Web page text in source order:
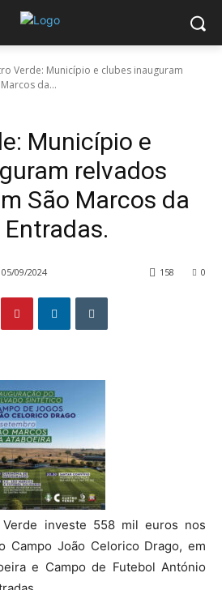
Verde: Município e clubes inauguram
da...
Município e
relvados
São Marcos da
05/09/2024 0
158
investe 558 mil euros nos
Campo João Celorico Drago, em
e Campo de Futebol António